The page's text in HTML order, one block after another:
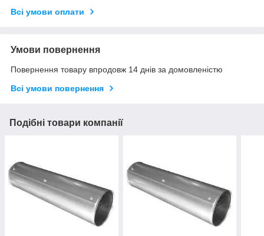
Всі умови оплати
Умови повернення
Повернення товару впродовж 14 днів за домовленістю
Всі умови повернення
Подібні товари компанії